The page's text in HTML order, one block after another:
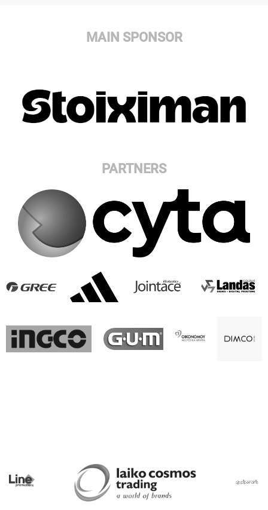
MAIN SPONSOR
PARTNERS